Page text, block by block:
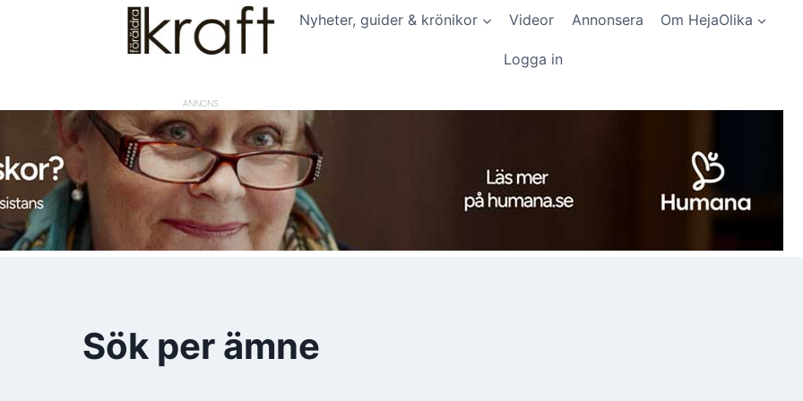
Nyheter, guider & krönikor Videor Annonsera Om HejaOlika
Logga in
ANNONS
Sök per ämne